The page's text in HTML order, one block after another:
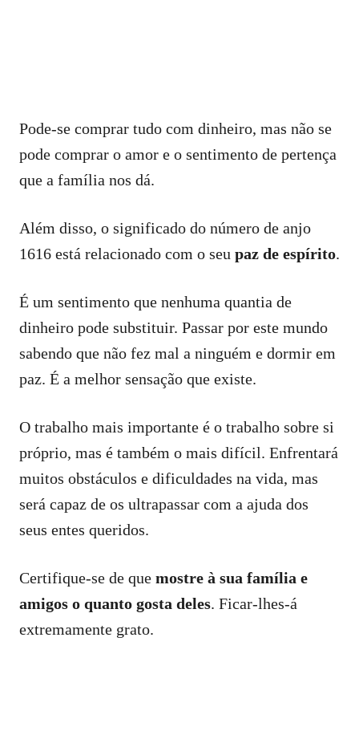
Pode-se comprar tudo com dinheiro, mas não se
pode comprar o amor e o sentimento de pertença
que a família nos dá.
Além disso, o significado do número de anjo
1616 está relacionado com o seu paz de espírito.
É um sentimento que nenhuma quantia de
dinheiro pode substituir. Passar por este mundo
sabendo que não fez mal a ninguém e dormir em
paz. É a melhor sensação que existe.
O trabalho mais importante é o trabalho sobre si
próprio, mas é também o mais difícil. Enfrentará
muitos obstáculos e dificuldades na vida, mas
será capaz de os ultrapassar com a ajuda dos
seus entes queridos.
Certifique-se de que mostre à sua família e
amigos o quanto gosta deles. Ficar-lhes-á
extremamente grato.